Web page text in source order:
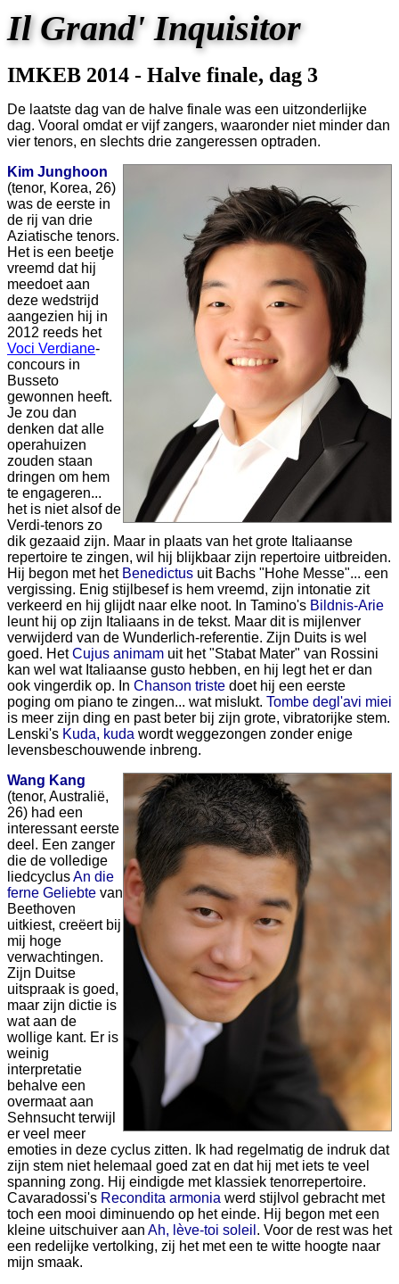
Il Grand' Inquisitor
IMKEB 2014 - Halve finale, dag 3
De laatste dag van de halve finale was een uitzonderlijke
dag. Vooral omdat er vijf zangers, waaronder niet minder dan
vier tenors, en slechts drie zangeressen optraden.
Kim Junghoon
(tenor, Korea, 26)
was de eerste in
de rij van drie
Aziatische tenors.
Het is een beetje
vreemd dat hij
meedoet aan
deze wedstrijd
aangezien hij in
2012 reeds het
Voci Verdiane-
concours in
Busseto
gewonnen heeft.
Je zou dan
denken dat alle
operahuizen
zouden staan
dringen om hem
te engageren...
het is niet alsof de
Verdi-tenors zo
dik gezaaid zijn. Maar in plaats van het grote Italiaanse
repertoire te zingen, wil hij blijkbaar zijn repertoire uitbreiden.
Hij begon met het Benedictus uit Bachs "Hohe Messe"... een
vergissing. Enig stijlbesef is hem vreemd, zijn intonatie zit
verkeerd en hij glijdt naar elke noot. In Tamino's Bildnis-Arie
leunt hij op zijn Italiaans in de tekst. Maar dit is mijlenver
verwijderd van de Wunderlich-referentie. Zijn Duits is wel
goed. HetCujus animam uit het "Stabat Mater" van Rossini
kan wel wat Italiaanse gusto hebben, en hij legt het er dan
ook vingerdik op. In Chanson triste doet hij een eerste
poging om piano te zingen... wat mislukt. Tombe degl'avi miei
is meer zijn ding en past beter bij zijn grote, vibratorijke stem.
Lenski's Kuda, kuda wordt weggezongen zonder enige
levensbeschouwende inbreng.
Wang Kang
(tenor, Australië,
26) had een
interessant eerste
deel. Een zanger
die de volledige
liedcyclusAn die
ferne Geliebte van
Beethoven
uitkiest, creëert bij
mij hoge
verwachtingen.
Zijn Duitse
uitspraak is goed,
maar zijn dictie is
wat aan de
wollige kant. Er is
weinig
interpretatie
behalve een
overmaat aan
Sehnsucht terwijl
er veel meer
emoties in deze cyclus zitten. Ik had regelmatig de indruk dat
zijn stem niet helemaal goed zat en dat hij met iets te veel
spanning zong. Hij eindigde met klassiek tenorrepertoire.
Cavaradossi's Recondita armonia werd stijlvol gebracht met
toch een mooi diminuendo op het einde. Hij begon met een
kleine uitschuiver aan Ah, lève-toi soleil . Voor de rest was het
een redelijke vertolking, zij het met een te witte hoogte naar
mijn smaak.